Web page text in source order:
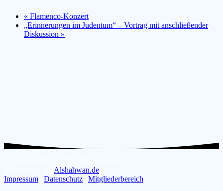
« Flamenco-Konzert
„Erinnerungen im Judentum“ – Vortrag mit anschließender
Diskussion »
Alshahwan.de
Impressum
Datenschutz Mitgliederbereich